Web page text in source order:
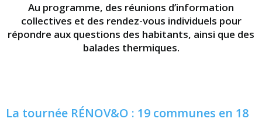
Au programme, des réunions d’information
collectives et des rendez-vous individuels pour
répondre aux questions des habitants, ainsi que des
balades thermiques.
La tournée RÉNOV&O : 19 communes en 18